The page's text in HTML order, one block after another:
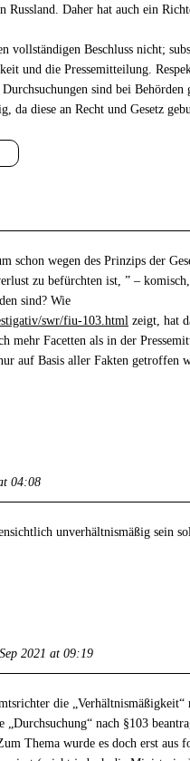
Russland. Daher hat auch ein
vollständigen Beschluss nicht;
und die Pressemitteilung.
sind bei Behörden
da diese an Recht und Gesetz
schon wegen des Prinzips der
zu befürchten ist, ” –
sind? Wie
swr/fiu-103.html zeigt, hat
mehr Facetten als in der
auf Basis aller Fakten getroffen
04:08
unverhältnismäßig sein
2021 at 09:19
die
„Durchsuchung“ nach §103
Thema wurde es doch erst aus